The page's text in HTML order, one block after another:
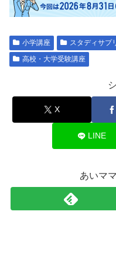
小学講座 スタディサプ
高校・大学受験講座
X
LINE
あいマ